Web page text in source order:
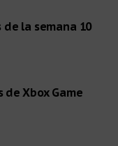
la semana 10
de Xbox Game